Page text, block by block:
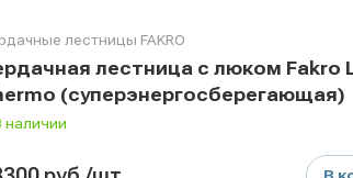
лестницы FAKRO
лестница с люком Fakro
(суперэнергосберегающая)
наличии
В